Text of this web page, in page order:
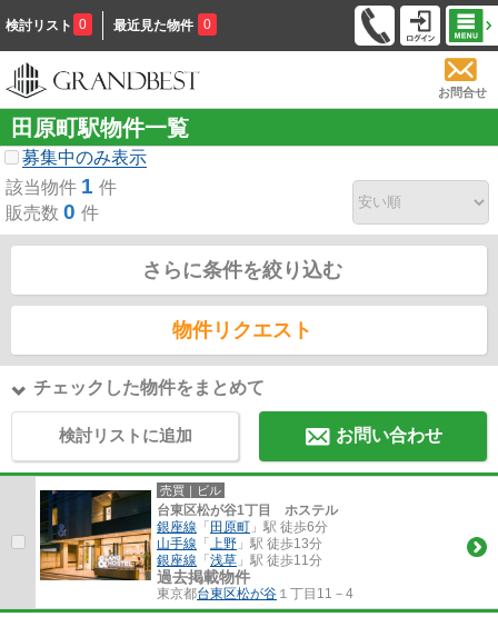
検討リスト 0 最近見た物件 0
お問合せ
田原町駅物件一覧
募集中のみ表示
該当物件 1 件
販売数 0 件
さらに条件を絞り込む
物件リクエスト
チェックした物件をまとめて
検討リストに追加 お問い合わせ
売買｜ビル
台東区松が谷1丁目 ホステル
銀座線 「 田原町 」駅 徒歩6分
山手線 「 上野 」駅 徒歩13分
銀座線 「 浅草 」駅 徒歩11分
過去掲載物件
東京都台東区松が谷 １丁目11－4